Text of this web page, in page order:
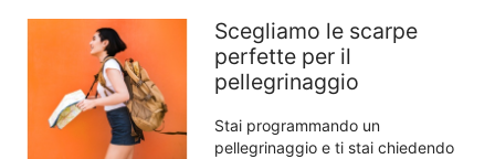
Scegliamo le scarpe
perfette per il
pellegrinaggio
Stai programmando un
pellegrinaggio e ti stai chiedendo